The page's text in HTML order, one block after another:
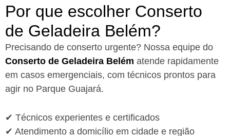
Por que escolher Conserto
de Geladeira Belém?​
Precisando de conserto urgente? Nossa equipe do
Conserto de Geladeira Belém atende rapidamente
em casos emergenciais, com técnicos prontos para
agir no Parque Guajará.
✔ Técnicos experientes e certificados
✔ Atendimento a domicílio em cidade e região